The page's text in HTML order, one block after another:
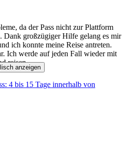
da der Pass nicht zur Plattform
Dank großzügiger Hilfe gelang es mir
ich konnte meine Reise antreten.
Ich werde auf jeden Fall wieder mit
reisen.
anzeigen
4 bis 15 Tage innerhalb von